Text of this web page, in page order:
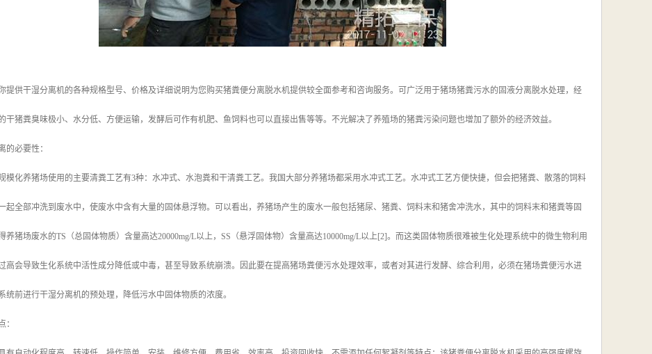
提供干湿分离机的各种规格型号、价格及详细说明为您购买猪粪便分离脱水机提供较全面参考和咨询服务。可广泛用于猪场猪粪污水的固液分离脱水处理，经
干猪粪臭味极小、水分低、方便运输，发酵后可作有机肥、鱼饲料也可以直接出售等等。不光解决了养殖场的猪粪污染问题也增加了额外的经济效益。
的必要性：
模化养猪场使用的主要清粪工艺有3种：水冲式、水泡粪和干清粪工艺。我国大部分养猪场都采用水冲式工艺。水冲式工艺方便快捷，但会把猪粪、散落的饲料
起全部冲洗到废水中，使废水中含有大量的固体悬浮物。可以看出，养猪场产生的废水一般包括猪尿、猪粪、饲料末和猪舍冲洗水，其中的饲料末和猪粪等固
养猪场废水的TS（总固体物质）含量高达20000mg/L以上，SS（悬浮固体物）含量高达10000mg/L以上[2]。而这类固体物质很难被生化处理系统中的微生物利用
高会导致生化系统中活性成分降低或中毒，甚至导致系统崩溃。因此要在提高猪场粪便污水处理效率，或者对其进行发酵、综合利用，必须在猪场粪便污水进
统前进行干湿分离机的预处理，降低污水中固体物质的浓度。
：